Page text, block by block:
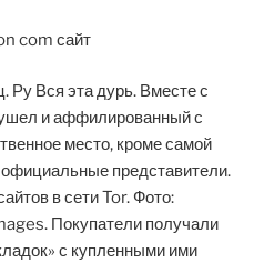
Ру Вся эта дурь. Вместе с
и аффилированный с
место, кроме самой
представители.
в сети Tor. Фото:
Покупатели получали
с купленными ими